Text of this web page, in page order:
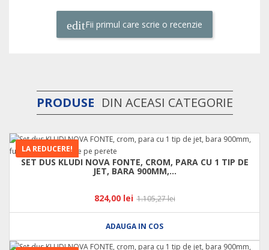
Fii primul care scrie o recenzie
PRODUSE DIN ACEASI CATEGORIE
LA REDUCERE!
SET DUS KLUDI NOVA FONTE, CROM, PARA CU 1 TIP DE
JET, BARA 900MM,...
824,00 lei 1.105,27 lei
ADAUGA IN COS